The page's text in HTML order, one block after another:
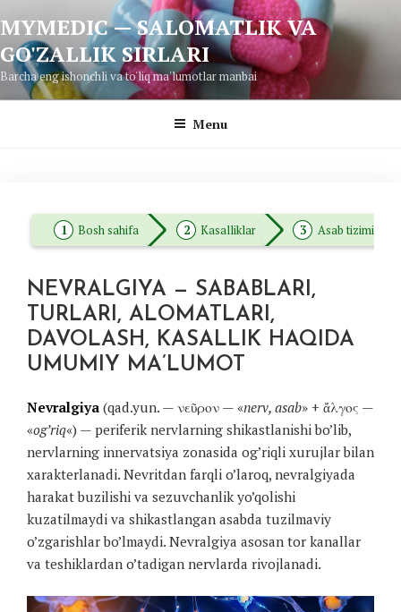
to
content
MYMEDIC — SALOMATLIK VA
GO'ZALLIK SIRLARI
Barcha eng ishonchli va to'liq ma'lumotlar manbai
Menu
Bosh sahifa Kasalliklar Asab tizimi
NEVRALGIYA — SABABLARI,
TURLARI, ALOMATLARI,
DAVOLASH, KASALLIK HAQIDA
UMUMIY MA’LUMOT
Nevralgiya (qad.yun. — νεῦρον — «nerv, asab» + ἄλγος —
«og’riq«) — periferik nervlarning shikastlanishi bo’lib,
nervlarning innervatsiya zonasida og’riqli xurujlar bilan
xarakterlanadi. Nevritdan farqli o’laroq, nevralgiyada
harakat buzilishi va sezuvchanlik yo’qolishi
kuzatilmaydi va shikastlangan asabda tuzilmaviy
o’zgarishlar bo’lmaydi. Nevralgiya asosan tor kanallar
va teshiklardan o’tadigan nervlarda rivojlanadi.